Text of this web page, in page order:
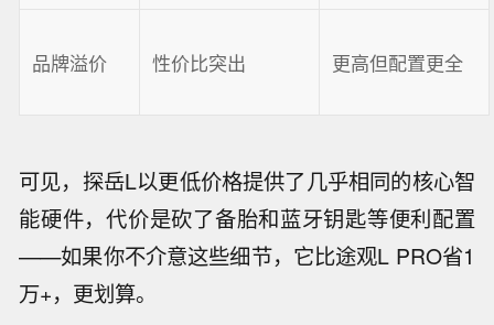
品牌溢价 性价比突出 更高但配置更全
可见，探岳L以更低价格提供了几乎相同的核心智
能硬件，代价是砍了备胎和蓝牙钥匙等便利配置
——如果你不介意这些细节，它比途观L PRO省1
万+，更划算。